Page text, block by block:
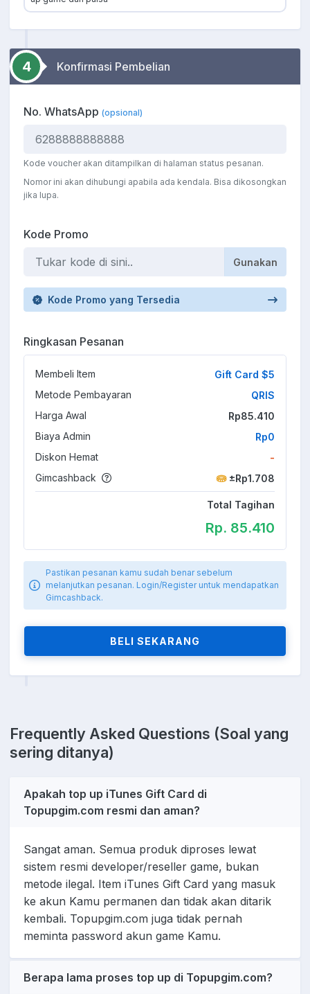
4 Konfirmasi Pembelian
No. WhatsApp (opsional)
Kode voucher akan ditampilkan di halaman status pesanan.
Nomor ini akan dihubungi apabila ada kendala. Bisa dikosongkan
jika lupa.
Kode Promo
Gunakan
Kode Promo yang Tersedia
Ringkasan Pesanan
Membeli Item
Gift Card $5
Metode Pembayaran
QRIS
Harga Awal
Rp85.410
Biaya Admin
Rp0
Diskon Hemat
-
Gimcashback
±Rp1.708
Total Tagihan
Rp. 85.410
Pastikan pesanan kamu sudah benar sebelum
melanjutkan pesanan. Login/Register untuk mendapatkan
Gimcashback.
BELI SEKARANG
Frequently Asked Questions (Soal yang
sering ditanya)
Apakah top up iTunes Gift Card di
Topupgim.com resmi dan aman?
Sangat aman. Semua produk diproses lewat
sistem resmi developer/reseller game, bukan
metode ilegal. Item iTunes Gift Card yang masuk
ke akun Kamu permanen dan tidak akan ditarik
kembali. Topupgim.com juga tidak pernah
meminta password akun game Kamu.
Berapa lama proses top up di Topupgim.com?